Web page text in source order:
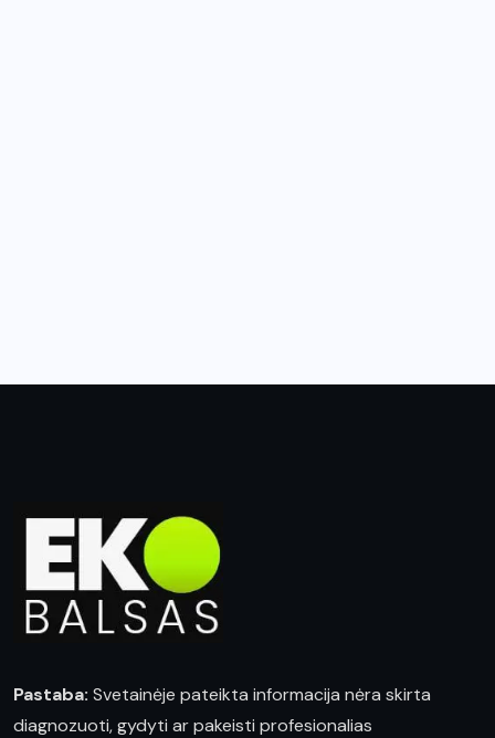
Pastaba: Svetainėje pateikta informacija nėra skirta
diagnozuoti, gydyti ar pakeisti profesionalias